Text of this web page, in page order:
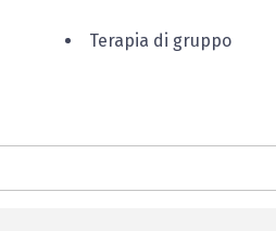
Terapia di gruppo